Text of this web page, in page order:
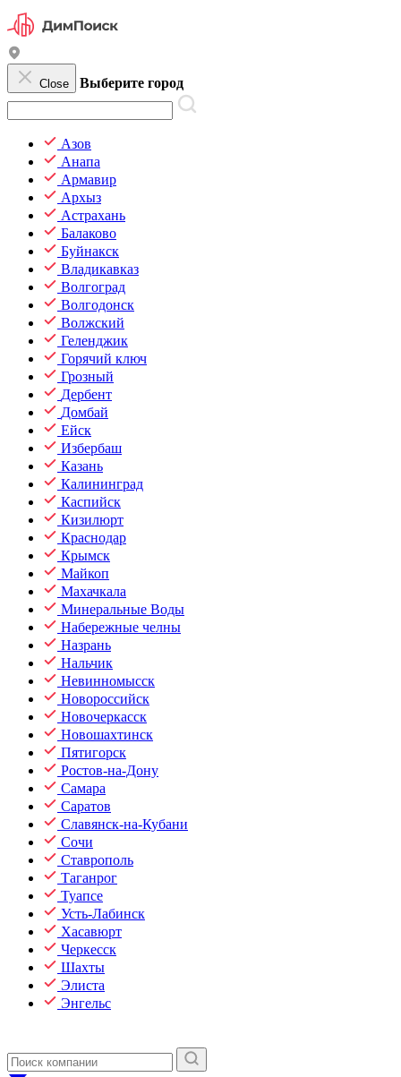
Close Выберите город
Азов
Анапа
Армавир
Архыз
Астрахань
Балаково
Буйнакск
Владикавказ
Волгоград
Волгодонск
Волжский
Геленджик
Горячий ключ
Грозный
Дербент
Домбай
Ейск
Избербаш
Казань
Калининград
Каспийск
Кизилюрт
Краснодар
Крымск
Майкоп
Махачкала
Минеральные Воды
Набережные челны
Назрань
Нальчик
Невинномысск
Новороссийск
Новочеркасск
Новошахтинск
Пятигорск
Ростов-на-Дону
Самара
Саратов
Славянск-на-Кубани
Сочи
Ставрополь
Таганрог
Туапсе
Усть-Лабинск
Хасавюрт
Черкесск
Шахты
Элиста
Энгельс